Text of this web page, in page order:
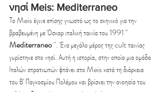
νησί Meis: Mediterraneo
Το Meis έγινε επίσης γνωστό ως το σκηνικό για την
βραβευμένη με Όσκαρ ιταλική ταινία του 1991 "
Mediterraneo ". Ένα μεγάλο μέρος της cult ταινίας
γυρίστηκε στο νησί. Αυτή η ιστορία, στην οποία μια ομάδα
Ιταλών στρατιωτών φτάνει στο Meis κατά τη διάρκεια
του Β' Παγκοσμίου Πολέμου και βρίσκει την ανοησία του